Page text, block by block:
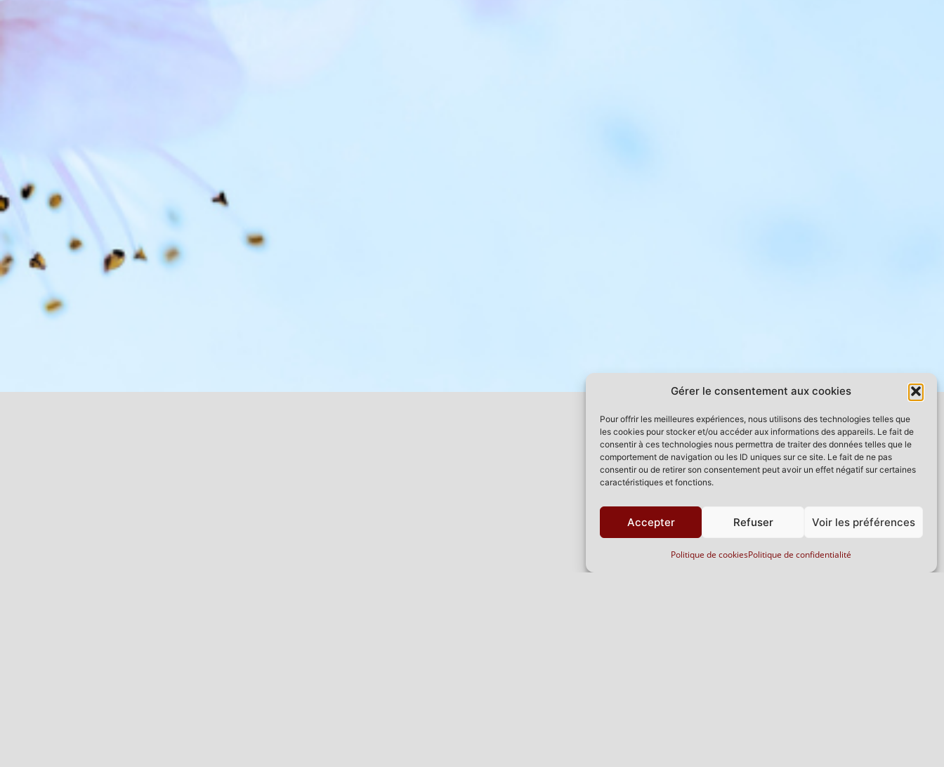
Gérer le consentement aux cookies
Pour offrir les meilleures expériences, nous utilisons des technologies telles que
les cookies pour stocker et/ou accéder aux informations des appareils. Le fait de
consentir à ces technologies nous permettra de traiter des données telles que le
comportement de navigation ou les ID uniques sur ce site. Le fait de ne pas
consentir ou de retirer son consentement peut avoir un effet négatif sur certaines
caractéristiques et fonctions.
Accepter Refuser Voir les préférences
Politique de cookiesPolitique de confidentialité